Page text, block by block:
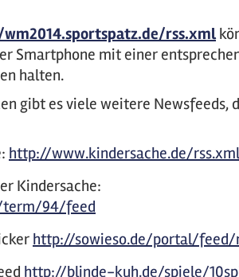
rss.xml
Smartphone mit einer
halten.
gibt es viele weitere Newsfeeds,
http://www.kindersache.de/rss.xml
Kindersache:
term/94/feed
http://sowieso.de/portal/
http://blinde-kuh.de/spiele/